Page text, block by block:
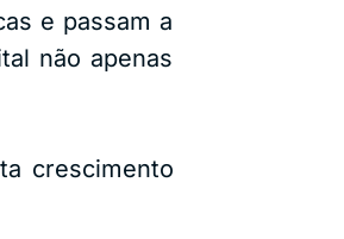
e passam a
não apenas
crescimento